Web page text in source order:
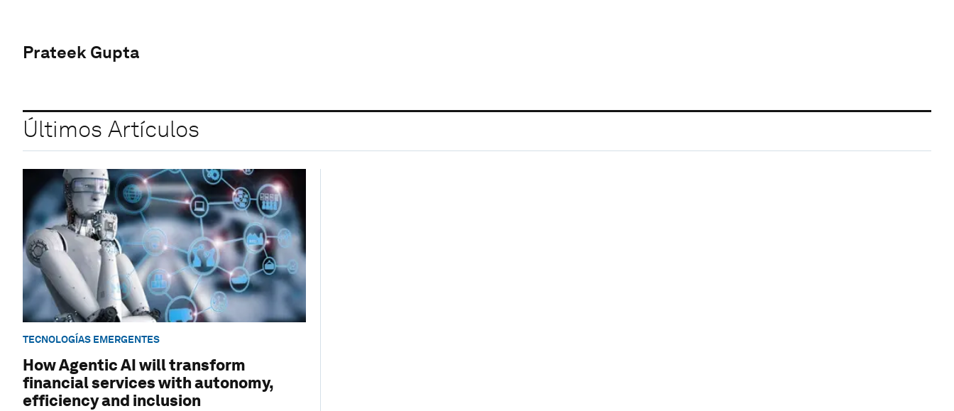
Prateek Gupta
Últimos Artículos
TECNOLOGÍAS EMERGENTES
How Agentic AI will transform
financial services with autonomy,
efficiency and inclusion